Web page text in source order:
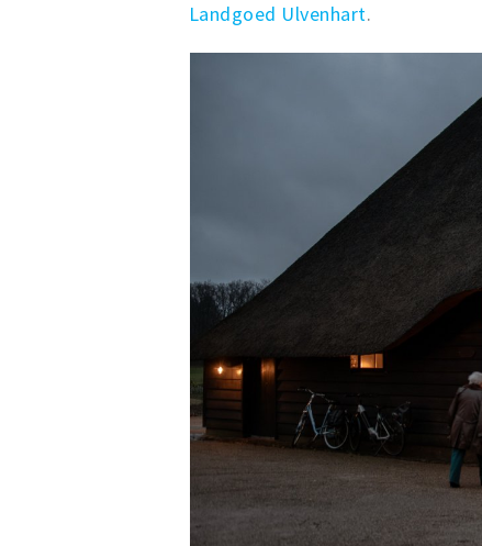
Landgoed Ulvenhart.